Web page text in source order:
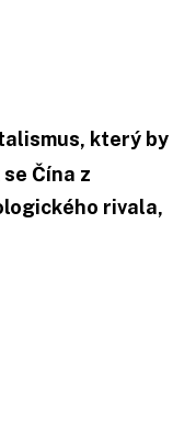
který by
Čína z
rivala,